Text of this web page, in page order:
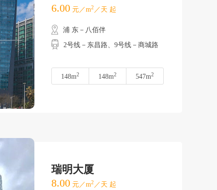
6.00 元／m2 ／天 起
浦 东－八佰伴
2号线－东昌路、9号线－商城路
148m2 148m2 547m2
瑞明大厦
8.00 元／m2 ／天 起